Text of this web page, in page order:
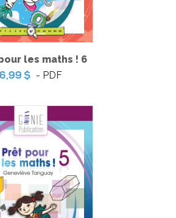
Problème dans l’espace !
les maths ! 6
6,99 $ - PDF